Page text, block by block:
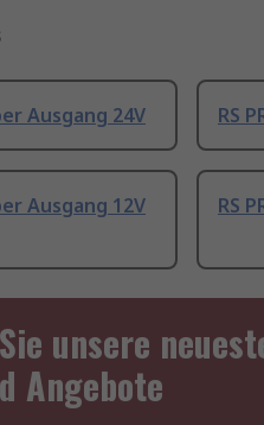
Ausgang 24V RS
Ausgang 12V RS
unsere
Angebote